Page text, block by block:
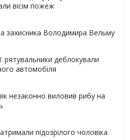
вісім пожеж
захисника Володимира Вельму
рятувальники деблокували
автомобіля
незаконно виловив рибу на
підозрілого чоловіка